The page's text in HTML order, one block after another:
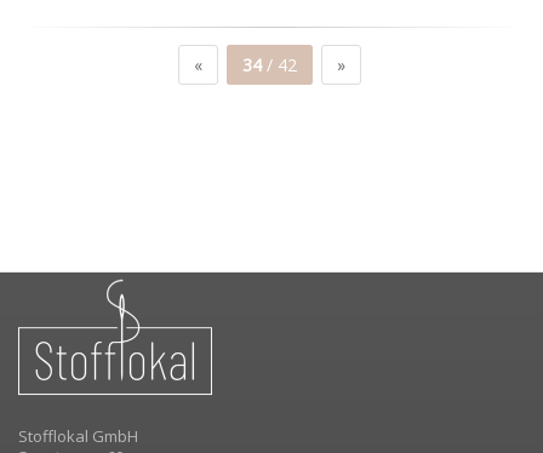
« 34/ 42 »
Stofflokal GmbH